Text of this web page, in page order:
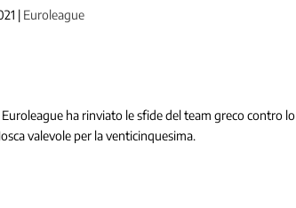
| Euroleague
ha rinviato le sfide del team greco contro lo
valevole per la venticinquesima.